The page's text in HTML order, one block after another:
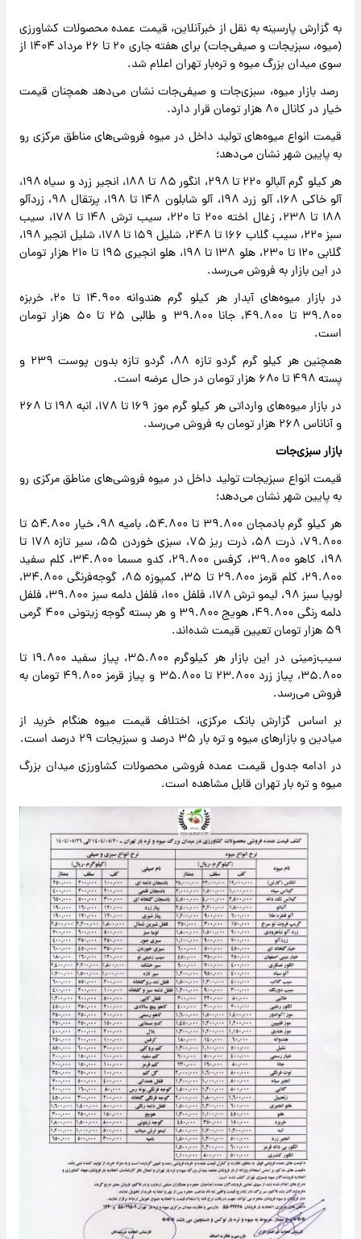
به گزارش پارسینه به نقل از خبرآنلاین، قیمت عمده محصولات کشاورزی
(میوه، سبزیجات و صیفی‌جات) برای هفته جاری ۲۰ تا ۲۶ مرداد ۱۴۰۴ از
سوی میدان بزرگ میوه و تره‌بار تهران اعلام شد.
رصد بازار میوه، سبزی‌جات و صیفی‌جات نشان می‌دهد همچنان قیمت
خیار در کانال ۸۰ هزار تومان قرار دارد.
قیمت انواع میوه‌های تولید داخل در میوه فروشی‌های مناطق مرکزی رو
به پایین شهر نشان می‌دهد؛
هر کیلو گرم آلبالو ۲۲۰ تا ۲۹۸، انگور ۸۵ تا ۱۸۸، انجیر زرد و سیاه ۱۹۸،
آلو خاکی ۱۶۸، آلو زرد ۱۹۸، آلو شابلون ۱۴۸ تا ۱۹۸، پرتقال ۹۸، زردآلو
۱۸۸ تا ۲۳۸، زغال اخته ۲۰۰ تا ۲۲۰، سیب ترش ۱۴۸ تا ۱۷۸، سیب
سبز ۲۲۰، سیب گلاب ۱۶۶ تا ۲۴۸، شلیل ۱۵۹ تا ۱۷۸، شلیل انجیر ۱۹۸،
گلابی ۱۲۰ تا ۲۳۰، هلو ۱۳۸ تا ۱۹۸، هلو انجیری ۱۹۵ تا ۲۱۰ هزار تومان
در این بازار به فروش می‌رسد.
در بازار میوه‌های آبدار هر کیلو گرم هندوانه ۱۴.۹۰۰ تا ۲۰، خربزه
۳۹.۸۰۰ تا ۴۹.۸۰۰، جانا ۳۹.۸۰۰ و طالبی ۲۵ تا ۵۰ هزار تومان
است.
همچنین هر کیلو گرم گردو تازه ۸۸، گردو تازه بدون پوست ۲۳۹ و
پسته ۴۹۸ تا ۶۸۰ هزار تومان در حال عرضه است.
در بازار میوه‌های وارداتی هر کیلو گرم موز ۱۶۹ تا ۱۷۸، انبه ۱۹۸ تا ۲۶۸
و آناناس ۲۶۸ هزار تومان به فروش می‌رسد.
بازار سبزی‌جات
قیمت انواع سبزیجات تولید داخل در میوه فروشی‌های مناطق مرکزی رو
به پایین شهر نشان می‌دهد؛
هر کیلو گرم بادمجان ۳۹.۸۰۰ تا ۵۴.۸۰۰، بامیه ۹۸، خیار ۵۴.۸۰۰ تا
۷۹.۸۰۰، ذرت ۵۸، ذرت ریز ۷۵، سبزی خوردن ۵۵، سیر تازه ۱۷۸ تا
۱۹۸، کاهو ۳۹.۸۰۰، کرفس ۲۹.۸۰۰، کدو مسما ۳۴.۸۰۰، کلم سفید
۲۹.۸۰۰، کلم قرمز ۲۹.۸۰۰ تا ۳۵، کمپوزه ۸۵، گوجه‌فرنگی ۳۴.۸۰۰،
لوبیا سبز ۹۸، لیمو ترش ۱۷۸، فلفل ۱۰۰، فلفل دلمه سبز ۳۹.۸۰۰، فلفل
دلمه رنگی ۴۹.۸۰۰، هویج ۳۹.۸۰۰ و هر بسته گوجه زیتونی ۴۰۰ گرمی
۵۹ هزار تومان تعیین قیمت شده‌اند.
سیب‌زمینی در این بازار هر کیلوگرم ۳۵.۸۰۰، پیاز سفید ۱۹.۸۰۰ تا
۳۵.۸۰۰، پیاز زرد ۲۳.۸۰۰ تا ۳۵.۸۰۰ و پیاز قرمز ۴۹.۸۰۰ تومان به
فروش می‌رسد.
بر اساس گزارش بانک مرکزی، اختلاف قیمت میوه هنگام خرید از
میادین و بازارهای میوه و تره بار ۳۵ درصد و سبزیجات ۲۹ درصد است.
در ادامه جدول قیمت عمده فروشی محصولات کشاورزی میدان بزرگ
میوه و تره بار تهران قابل مشاهده است.